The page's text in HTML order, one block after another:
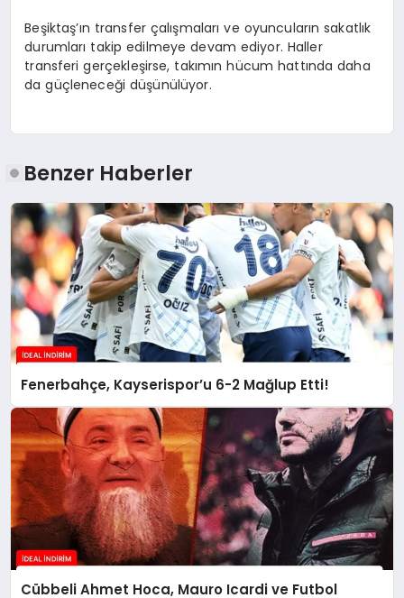
Beşiktaş’ın transfer çalışmaları ve oyuncuların sakatlık
durumları takip edilmeye devam ediyor. Haller
transferi gerçekleşirse, takımın hücum hattında daha
da güçleneceği düşünülüyor.
Benzer Haberler
Fenerbahçe, Kayserispor’u 6-2 Mağlup Etti!
Cübbeli Ahmet Hoca, Mauro Icardi ve Futbol